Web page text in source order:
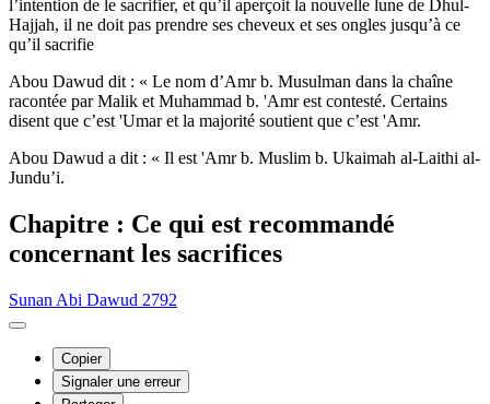
l’intention de le sacrifier, et qu’il aperçoit la nouvelle lune de Dhul-
Hajjah, il ne doit pas prendre ses cheveux et ses ongles jusqu’à ce
qu’il sacrifie
Abou Dawud dit : « Le nom d’Amr b. Musulman dans la chaîne
racontée par Malik et Muhammad b. 'Amr est contesté. Certains
disent que c’est 'Umar et la majorité soutient que c’est 'Amr.
Abou Dawud a dit : « Il est 'Amr b. Muslim b. Ukaimah al-Laithi al-
Jundu’i.
Chapitre : Ce qui est recommandé
concernant les sacrifices
Sunan Abi Dawud 2792
Copier
Signaler une erreur